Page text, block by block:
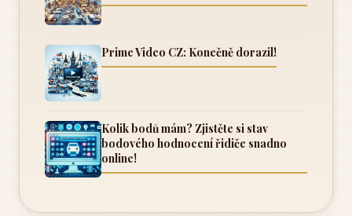
Prime Video CZ: Konečně dorazil!
Kolik bodů mám? Zjistěte si stav
bodového hodnocení řidiče snadno
online!